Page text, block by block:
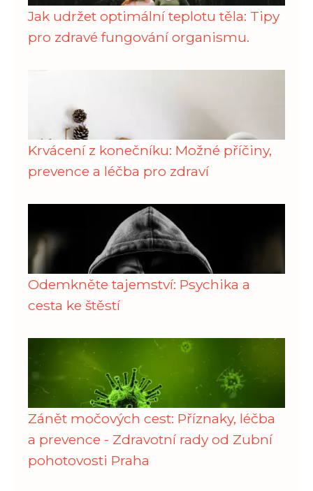
Jak udržet optimální teplotu těla: Tipy
pro zdravé fungování organismu.
Krvácení z konečníku: Možné příčiny,
prevence a léčba pro zdraví
Odemkněte tajemství: Psychika a
cesta ke štěstí
Zánět močových cest: Příznaky, léčba
a prevence - Zdravotní rady od Zubní
pohotovosti Praha